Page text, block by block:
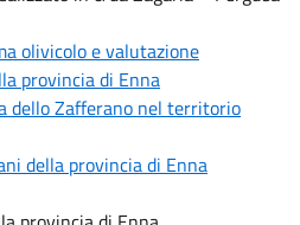
olivicolo e valutazione
provincia di Enna
dello Zafferano nel territorio
della provincia di Enna